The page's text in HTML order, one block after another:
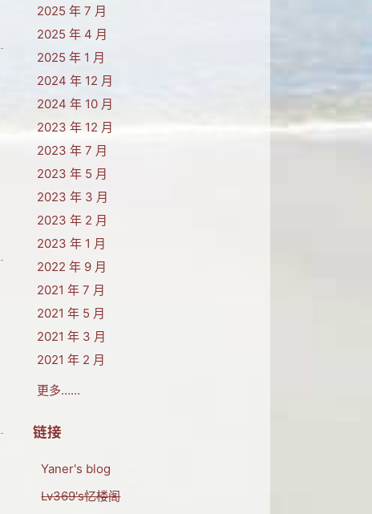
2025 年 7 月
2025 年 4 月
2025 年 1 月
2024 年 12 月
2024 年 10 月
2023 年 12 月
2023 年 7 月
2023 年 5 月
2023 年 3 月
2023 年 2 月
2023 年 1 月
2022 年 9 月
2021 年 7 月
2021 年 5 月
2021 年 3 月
2021 年 2 月
更多……
链接
Yaner's blog
Lv369's忆楼阁